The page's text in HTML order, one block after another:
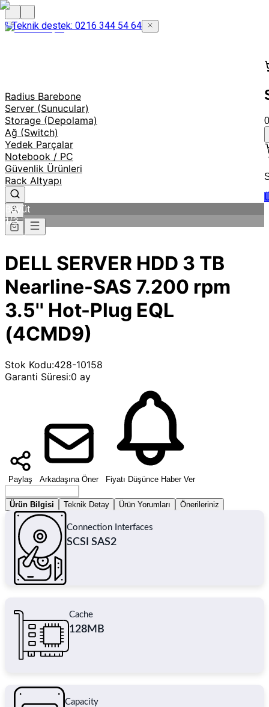
Teknik destek: 0216 344 54 64
Radius Barebone
Server (Sunucular)
Storage (Depolama)
Ağ (Switch)
Yedek Parçalar
Notebook / PC
Güvenlik Ürünleri
Rack Altyapı
0
Büyüt
1/3
DELL SERVER HDD 3 TB
Nearline-SAS 7.200 rpm
3.5'' Hot-Plug EQL
(4CMD9)
Stok Kodu:428-10158
Garanti Süresi:0 ay
Paylaş Arkadaşına Öner
Fiyatı Düşünce Haber Ver
Ürün Bilgisi
Teknik Detay Ürün Yorumları Önerileriniz
Connection Interfaces
SCSI SAS2
Cache
128MB
Capacity